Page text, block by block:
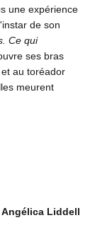
une expérience
de son
Ce qui
ses bras
au toréador
meurent
Angélica Liddell